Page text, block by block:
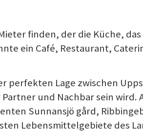
finden, der die Küche,
ein Café, Restaurant,
perfekten Lage zwischen
und Nachbar sein wird.
Sunnansjö gård,
Lebensmittelgebiete des